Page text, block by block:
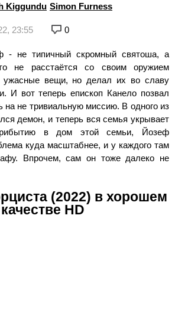
Kiggundu Simon Furness
23:55 0
- не типичный скромный святоша, а
не расстаётся со своим оружием
ужасные вещи, но делал их во славу
И вот теперь епископ Канело позвал
на не тривиальную миссию. В одного из
демон, и теперь вся семья укрывает
в дом этой семьи, Йозеф
куда масштабнее, и у каждого там
Впрочем, сам он тоже далеко не
(2022) в хорошем
качестве HD